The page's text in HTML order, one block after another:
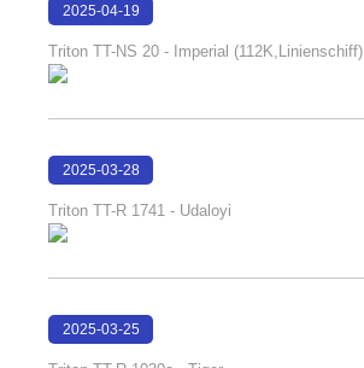
2025-04-19
Triton TT-NS 20 - Imperial (112K,Linienschiff)
2025-03-28
Triton TT-R 1741 - Udaloyi
2025-03-25